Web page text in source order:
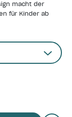
macht der
für Kinder ab